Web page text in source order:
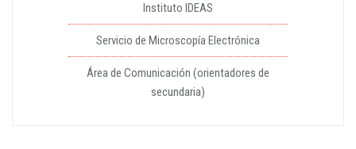
Instituto IDEAS
Servicio de Microscopía Electrónica
Área de Comunicación (orientadores de
secundaria)